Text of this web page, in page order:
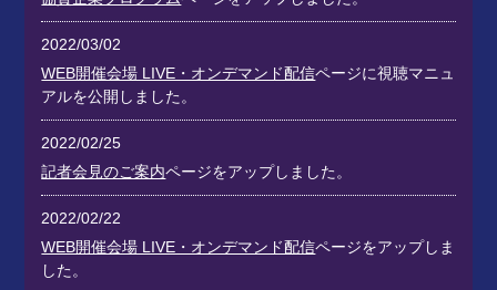
2022/03/02
WEB開催会場 LIVE・オンデマンド配信ページに視聴マニュ
アルを公開しました。
2022/02/25
記者会見のご案内ページをアップしました。
2022/02/22
WEB開催会場 LIVE・オンデマンド配信ページをアップしま
した。